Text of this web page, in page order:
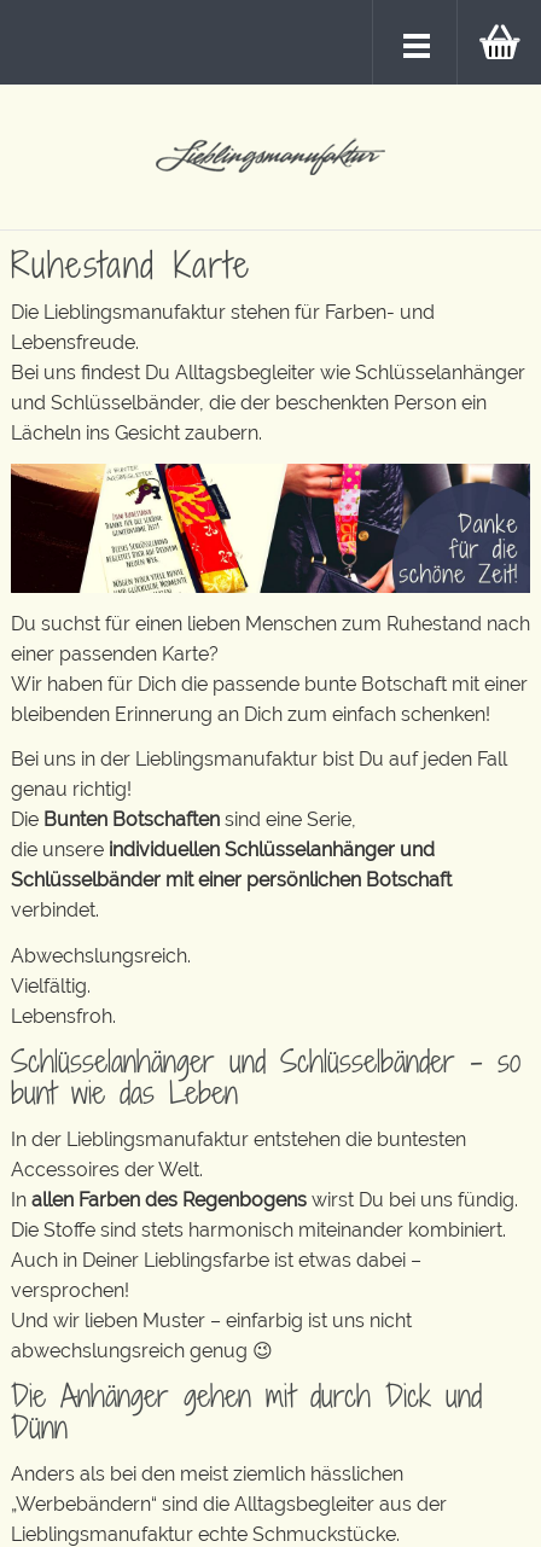
Ruhestand Karte
Die Lieblingsmanufaktur stehen für Farben- und
Lebensfreude.
Bei uns findest Du Alltagsbegleiter wie Schlüsselanhänger
und Schlüsselbänder, die der beschenkten Person ein
Lächeln ins Gesicht zaubern.
Du suchst für einen lieben Menschen zum Ruhestand nach
einer passenden Karte?
Wir haben für Dich die passende bunte Botschaft mit einer
bleibenden Erinnerung an Dich zum einfach schenken!
Bei uns in der Lieblingsmanufaktur bist Du auf jeden Fall
genau richtig!
Die Bunten Botschaften sind eine Serie,
die unsere individuellen Schlüsselanhänger und
Schlüsselbänder mit einer persönlichen Botschaft
verbindet.
Abwechslungsreich.
Vielfältig.
Lebensfroh.
Schlüsselanhänger und Schlüsselbänder – so
bunt wie das Leben
In der Lieblingsmanufaktur entstehen die buntesten
Accessoires der Welt.
In allen Farben des Regenbogens wirst Du bei uns fündig.
Die Stoffe sind stets harmonisch miteinander kombiniert.
Auch in Deiner Lieblingsfarbe ist etwas dabei –
versprochen!
Und wir lieben Muster – einfarbig ist uns nicht
abwechslungsreich genug 😉
Die Anhänger gehen mit durch Dick und
Dünn
Anders als bei den meist ziemlich hässlichen
„Werbebändern“ sind die Alltagsbegleiter aus der
Lieblingsmanufaktur echte Schmuckstücke.